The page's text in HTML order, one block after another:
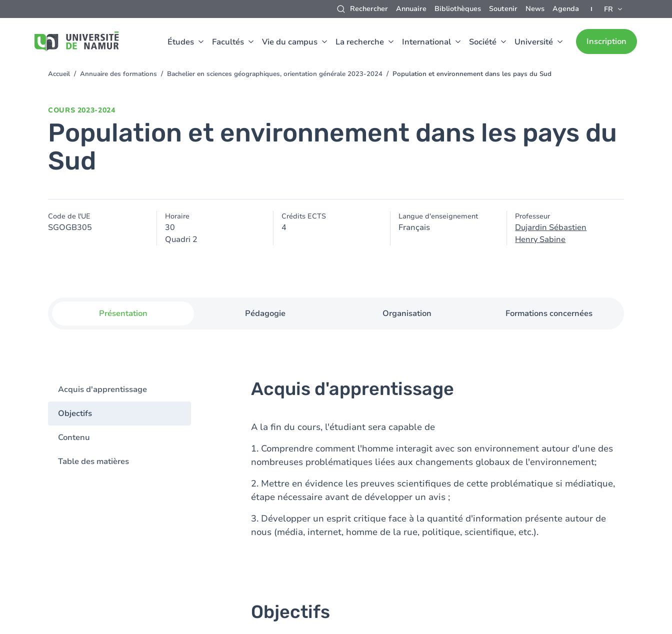
Rechercher Annuaire Bibliothèques Soutenir News Agenda FR
Études Facultés Vie du campus La recherche International Société Université Inscription
au
You
Accueil Annuaire des formations Bachelier en sciences géographiques, orientation générale 2023-2024 Population et environnement dans les pays du Sud
COURS 2023-2024
Population et environnement dans les pays du
Sud
Code de l'UE
SGOGB305
Horaire
30
Quadri 2
Crédits ECTS
4
Langue d'enseignement
Français
Professeur
Dujardin Sébastien
Henry Sabine
Présentation Pédagogie Organisation Formations concernées
Acquis d'apprentissage
Objectifs
Contenu
Table des matières
Acquis d'apprentissage
A la fin du cours, l'étudiant sera capable de
1. Comprendre comment l'homme interagit avec son environnement autour d'une des
nombreuses problématiques liées aux changements globaux de l'environnement;
2. Mettre en évidence les preuves scientifiques de cette problématique si médiatique,
étape nécessaire avant de développer un avis ;
3. Développer un esprit critique face à la quantité d'information présente autour de
nous (média, internet, homme de la rue, politique, scientifique, etc.).
Objectifs